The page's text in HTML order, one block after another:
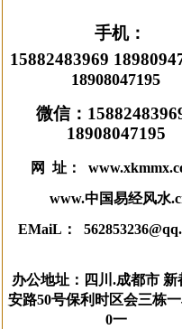
手机：
15882483969
18908047195
微信：
18908047195
网 址：
www.中国易经风水
EMaiL：
办公地址：四川.成都市 新
安路50号保利时区会三栋
0一